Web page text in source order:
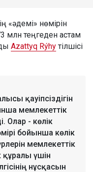
«әдемі» нөмірін
млн теңгеден астам
Azattyq Rýhy тілшісі
қауіпсіздігін
мемлекеттік
Олар - көлік
бойынша көлік
мемлекеттік
құралы үшін
нұсқасын